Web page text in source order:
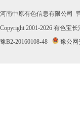
· 2026年07月28日
· 2026年07月27日
河南中原有色信息有限公司
Copyright 2001-2026 有色宝长
豫B2-20160108-48
豫公网